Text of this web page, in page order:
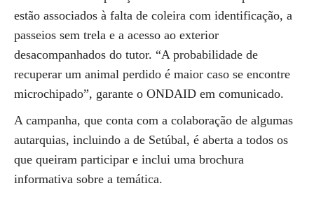
estão associados à falta de coleira com identificação, a
passeios sem trela e a acesso ao exterior
desacompanhados do tutor. “A probabilidade de
recuperar um animal perdido é maior caso se encontre
microchipado”, garante o ONDAID em comunicado.
A campanha, que conta com a colaboração de algumas
autarquias, incluindo a de Setúbal, é aberta a todos os
que queiram participar e inclui uma brochura
informativa sobre a temática.